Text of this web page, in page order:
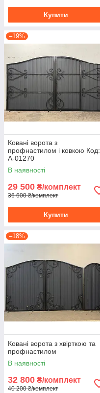
Купити
–19%
Ковані ворота з
профнастилом і ковкою Код:
А-01270
В наявності
29 500 ₴/комплект
36 600 ₴/комплект
Купити
–18%
Ковані ворота з хвірткою та
профнастилом
В наявності
32 800 ₴/комплект
40 200 ₴/комплект